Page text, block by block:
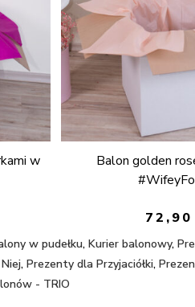
w
Balon golden
72,90
w pudełku,Kurier balonowy,
,Prezenty dla Przyjaciółki,
- TRIO